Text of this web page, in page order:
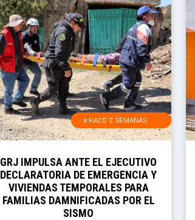
≡ HACE 2 SEMANAS
GRJ IMPULSA ANTE EL EJECUTIVO
DECLARATORIA DE EMERGENCIA Y
VIVIENDAS TEMPORALES PARA
FAMILIAS DAMNIFICADAS POR EL
SISMO